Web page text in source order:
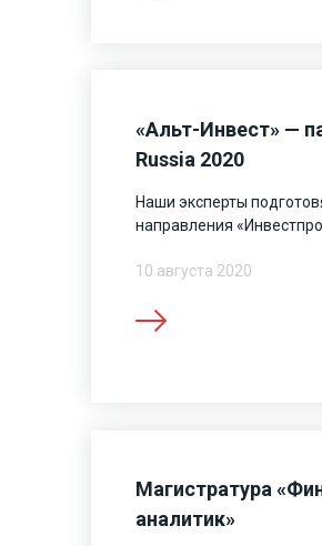
«Альт-Инвест» —
Russia 2020
Наши эксперты
направления
10 августа 2020
Магистратура
аналитик»